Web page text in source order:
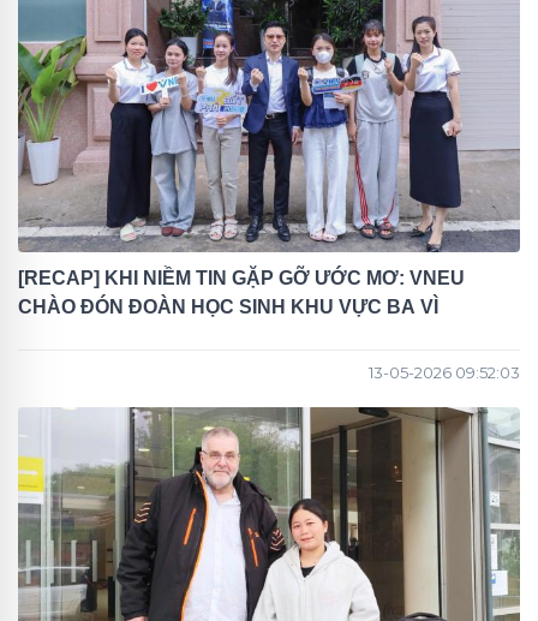
[RECAP] KHI NIỀM TIN GẶP GỠ ƯỚC MƠ: VNEU
CHÀO ĐÓN ĐOÀN HỌC SINH KHU VỰC BA VÌ
13-05-2026 09:52:03